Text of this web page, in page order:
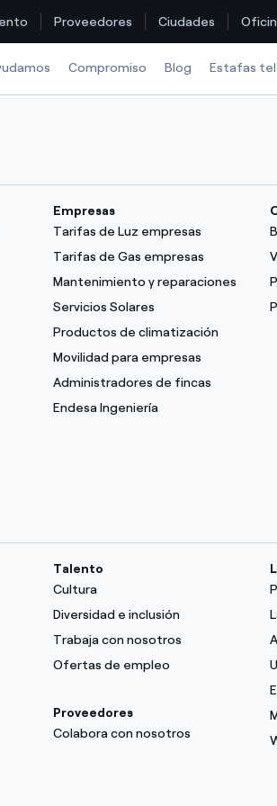
Proveedores Ciudades
Compromiso Blog Estafas
y ahorra
otro
de compañía?
Empresas
Tarifas de Luz empresas
Tarifas de Gas empresas
Mantenimiento y reparaciones
Servicios Solares
Productos de climatización
Movilidad para empresas
Administradores de fincas
Endesa Ingeniería
Talento
Cultura
Diversidad e inclusión
Trabaja con nosotros
Ofertas de empleo
Proveedores
Colabora con nosotros